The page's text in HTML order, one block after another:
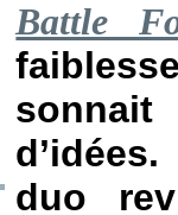
Battle
duo